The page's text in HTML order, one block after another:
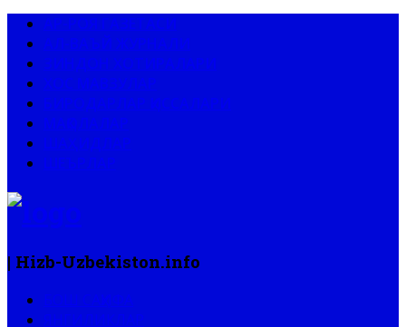
| Hizb-Uzbekiston.info